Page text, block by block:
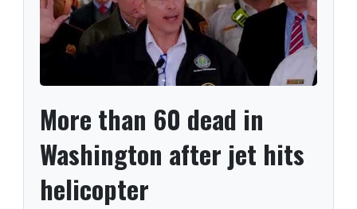
More than 60 dead in
Washington after jet hits
helicopter